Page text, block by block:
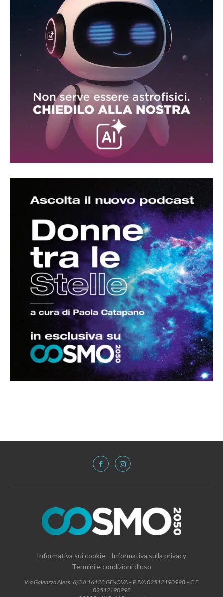
Informativa sui cookie
Informativa sulla privacy
Termini e condizioni d’uso
Via Galeazzo Alessi 6/3 A 16128 GENOVA – P.IVA 02512190998 – C.F.
02512190998